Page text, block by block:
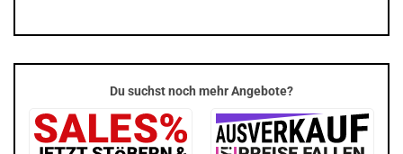
Du suchst noch mehr Angebote?